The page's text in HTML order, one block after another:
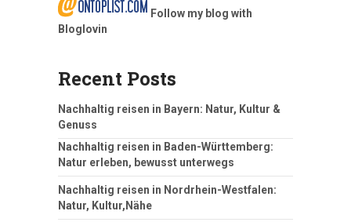
Follow my blog with
Bloglovin
Recent Posts
Nachhaltig reisen in Bayern: Natur, Kultur &
Genuss
Nachhaltig reisen in Baden-Württemberg:
Natur erleben, bewusst unterwegs
Nachhaltig reisen in Nordrhein-Westfalen:
Natur, Kultur,Nähe